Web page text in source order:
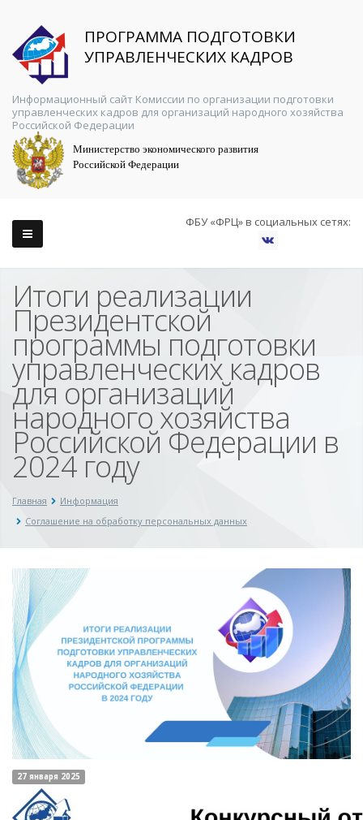
ПРОГРАММА ПОДГОТОВКИ
УПРАВЛЕНЧЕСКИХ КАДРОВ
Информационный сайт Комиссии по организации подготовки
управленческих кадров для организаций народного хозяйства
Российской Федерации
Министерство экономического развития
Российской Федерации
ФБУ «ФРЦ» в социальных сетях:
Итоги реализации
Президентской
программы подготовки
управленческих кадров
для организаций
народного хозяйства
Российской Федерации в
2024 году
Главная
Информация
Соглашение на обработку персональных данных
27 января 2025